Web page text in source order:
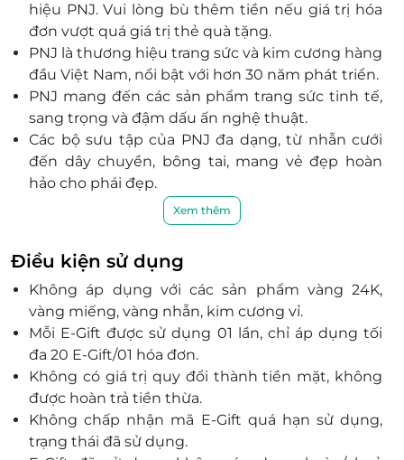
Đà Nẵng
455 Núi Thành, P. Hòa Cường Nam, Quận Hải Châu,
Đà Nẵng
123 Hùng Vương, P. Hải Châu 1, Quận Hải Châu, Đà
Nẵng
513 Điện Biên Phủ, P. Hòa Khê, Quận Thanh Khê, Đà
Nẵng
Quảng Ninh
SH14, SH16, Lô 1 – Lô 2 Trần Hưng Đạo Plaza, Trần
Hưng Đạo, Hạ Long, Quảng Ninh
Tầng 1 - TTTM Vincom Hạ Long, Khu Cột Đồng Hồ, P.
Bạch Đằng, Hạ Long, Quảng Ninh
168 Hùng Vương, Móng Cái, Quảng Ninh
Hồ Chí Minh
L1 – K10, Tầng L1, TTTM Vincom Plaza Lê Văn Việt, Số
50 Lê Văn Việt, P. Tăng Nhơn Phú A, Quận 9, Hồ Chí
Minh
60 Xô Viết Nghệ Tĩnh, P. 19, Quận Bình Thạnh, Hồ Chí
Minh
hiệu PNJ. Vui lòng bù thêm tiền nếu giá trị hóa
đơn vượt quá giá trị thẻ quà tặng.
PNJ là thương hiệu trang sức và kim cương hàng
đầu Việt Nam, nổi bật với hơn 30 năm phát triển.
PNJ mang đến các sản phẩm trang sức tinh tế,
sang trọng và đậm dấu ấn nghệ thuật.
Các bộ sưu tập của PNJ đa dạng, từ nhẫn cưới
đến dây chuyền, bông tai, mang vẻ đẹp hoàn
hảo cho phái đẹp.
PNJ cam kết chất lượng vượt trội, sử dụng
nguyên liệu cao cấp như vàng, bạc và kim
cương.
Thương hiệu PNJ luôn đồng hành cùng sự phát
triển và thay đổi của phái đẹp Việt Nam.
Mỗi món trang sức từ PNJ là món quà ý nghĩa,
gắn liền với câu chuyện tình yêu, sự gắn kết và
tinh tế.
PNJ không chỉ là thương hiệu trang sức, mà còn
là biểu tượng của vẻ đẹp và sự sang trọng.
Xem thêm
Điều kiện sử dụng
Không áp dụng với các sản phẩm vàng 24K,
vàng miếng, vàng nhẫn, kim cương vỉ.
Mỗi E-Gift được sử dụng 01 lần, chỉ áp dụng tối
đa 20 E-Gift/01 hóa đơn.
Không có giá trị quy đổi thành tiền mặt, không
được hoàn trả tiền thừa.
Không chấp nhận mã E-Gift quá hạn sử dụng,
trạng thái đã sử dụng.